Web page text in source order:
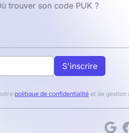
trouver son code PUK ?
S'inscrire
politique de confidentialitéet de gestion